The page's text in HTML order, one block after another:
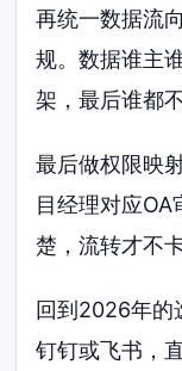
再统一数据流
规。数据谁主
架，最后谁都不
最后做权限映
目经理对应
楚，流转才不卡
回到2026年的
钉钉或飞书，